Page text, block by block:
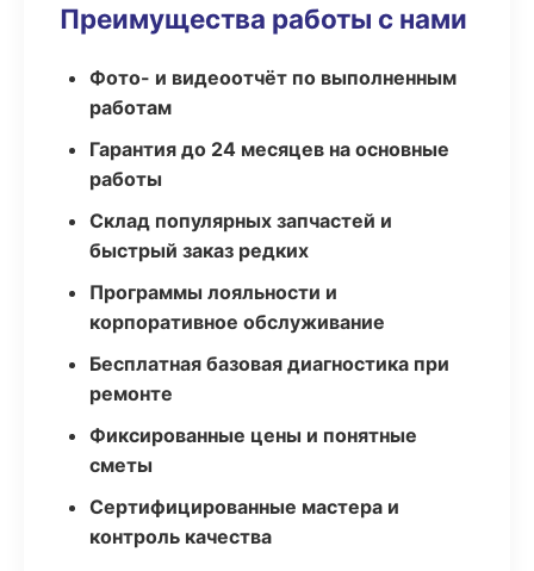
Преимущества работы с нами
Фото- и видеоотчёт по выполненным
работам
Гарантия до 24 месяцев на основные
работы
Склад популярных запчастей и
быстрый заказ редких
Программы лояльности и
корпоративное обслуживание
Бесплатная базовая диагностика при
ремонте
Фиксированные цены и понятные
сметы
Сертифицированные мастера и
контроль качества